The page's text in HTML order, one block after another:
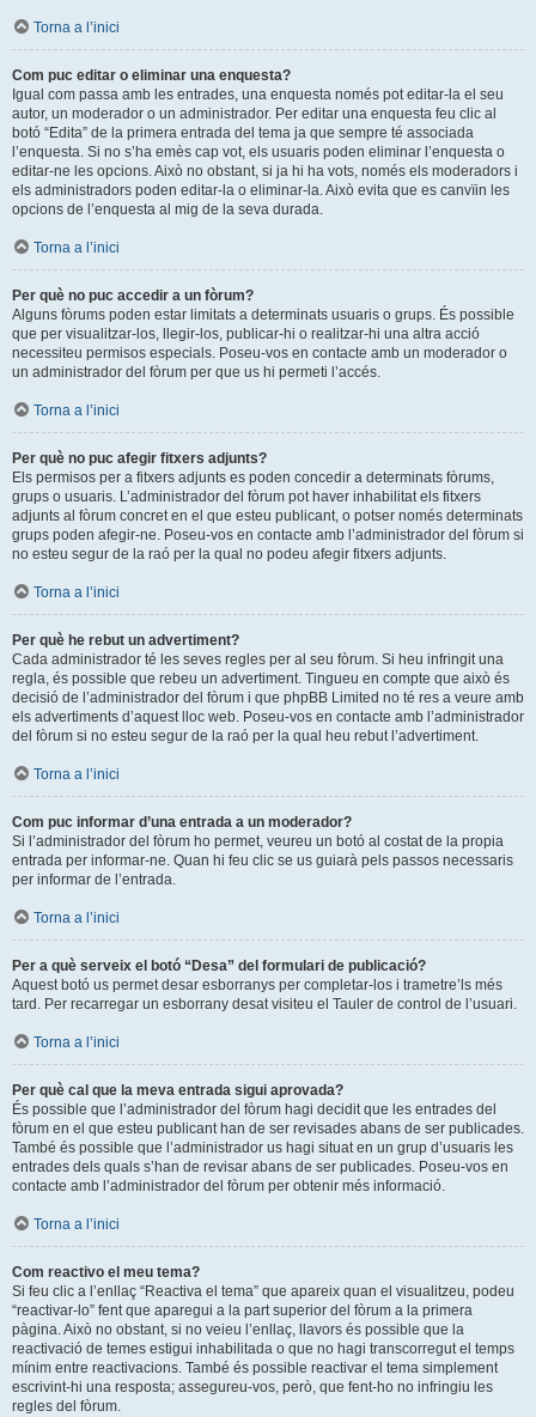
Torna a l’inici
Com puc editar o eliminar una enquesta?
Igual com passa amb les entrades, una enquesta només pot editar-la el seu
autor, un moderador o un administrador. Per editar una enquesta feu clic al
botó “Edita” de la primera entrada del tema ja que sempre té associada
l’enquesta. Si no s’ha emès cap vot, els usuaris poden eliminar l’enquesta o
editar-ne les opcions. Això no obstant, si ja hi ha vots, només els moderadors i
els administradors poden editar-la o eliminar-la. Això evita que es canvïin les
opcions de l’enquesta al mig de la seva durada.
Torna a l’inici
Per què no puc accedir a un fòrum?
Alguns fòrums poden estar limitats a determinats usuaris o grups. És possible
que per visualitzar-los, llegir-los, publicar-hi o realitzar-hi una altra acció
necessiteu permisos especials. Poseu-vos en contacte amb un moderador o
un administrador del fòrum per que us hi permeti l’accés.
Torna a l’inici
Per què no puc afegir fitxers adjunts?
Els permisos per a fitxers adjunts es poden concedir a determinats fòrums,
grups o usuaris. L’administrador del fòrum pot haver inhabilitat els fitxers
adjunts al fòrum concret en el que esteu publicant, o potser només determinats
grups poden afegir-ne. Poseu-vos en contacte amb l’administrador del fòrum si
no esteu segur de la raó per la qual no podeu afegir fitxers adjunts.
Torna a l’inici
Per què he rebut un advertiment?
Cada administrador té les seves regles per al seu fòrum. Si heu infringit una
regla, és possible que rebeu un advertiment. Tingueu en compte que això és
decisió de l’administrador del fòrum i que phpBB Limited no té res a veure amb
els advertiments d’aquest lloc web. Poseu-vos en contacte amb l’administrador
del fòrum si no esteu segur de la raó per la qual heu rebut l’advertiment.
Torna a l’inici
Com puc informar d’una entrada a un moderador?
Si l’administrador del fòrum ho permet, veureu un botó al costat de la propia
entrada per informar-ne. Quan hi feu clic se us guiarà pels passos necessaris
per informar de l’entrada.
Torna a l’inici
Per a què serveix el botó “Desa” del formulari de publicació?
Aquest botó us permet desar esborranys per completar-los i trametre’ls més
tard. Per recarregar un esborrany desat visiteu el Tauler de control de l’usuari.
Torna a l’inici
Per què cal que la meva entrada sigui aprovada?
És possible que l’administrador del fòrum hagi decidit que les entrades del
fòrum en el que esteu publicant han de ser revisades abans de ser publicades.
També és possible que l’administrador us hagi situat en un grup d’usuaris les
entrades dels quals s’han de revisar abans de ser publicades. Poseu-vos en
contacte amb l’administrador del fòrum per obtenir més informació.
Torna a l’inici
Com reactivo el meu tema?
Si feu clic a l’enllaç “Reactiva el tema” que apareix quan el visualitzeu, podeu
“reactivar-lo” fent que aparegui a la part superior del fòrum a la primera
pàgina. Això no obstant, si no veieu l’enllaç, llavors és possible que la
reactivació de temes estigui inhabilitada o que no hagi transcorregut el temps
mínim entre reactivacions. També és possible reactivar el tema simplement
escrivint-hi una resposta; assegureu-vos, però, que fent-ho no infringiu les
regles del fòrum.